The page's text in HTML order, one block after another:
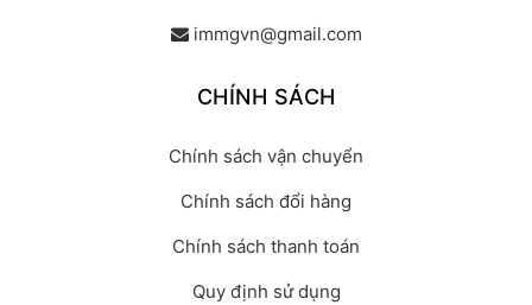
immgvn@gmail.com
CHÍNH SÁCH
Chính sách vận chuyển
Chính sách đổi hàng
Chính sách thanh toán
Quy định sử dụng